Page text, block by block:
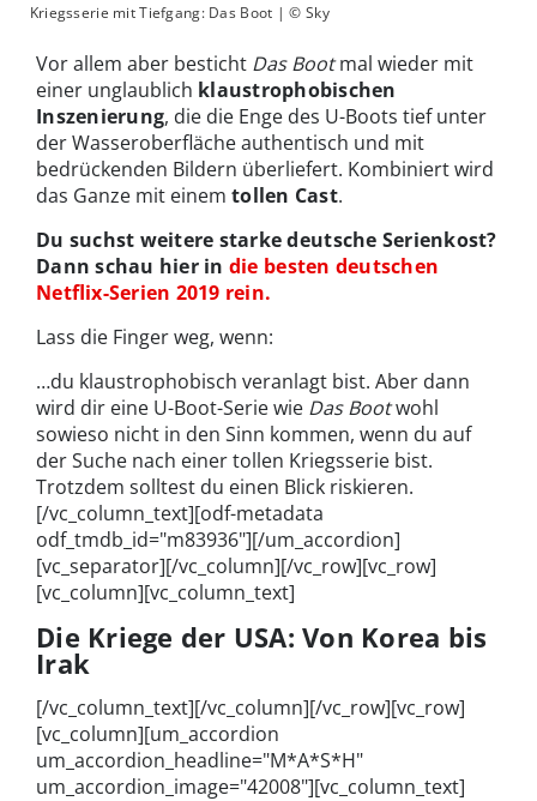
Kriegsserie mit Tiefgang: Das Boot | © Sky
Vor allem aber besticht Das Bootmal wieder mit
einer unglaublich klaustrophobischen
Inszenierung, die die Enge des U-Boots tief unter
der Wasseroberfläche authentisch und mit
bedrückenden Bildern überliefert. Kombiniert wird
das Ganze mit einem tollen Cast.
Du suchst weitere starke deutsche Serienkost?
Dann schau hier in die besten deutschen
Netflix-Serien 2019 rein.
Lass die Finger weg, wenn:
…du klaustrophobisch veranlagt bist. Aber dann
wird dir eine U-Boot-Serie wie Das Bootwohl
sowieso nicht in den Sinn kommen, wenn du auf
der Suche nach einer tollen Kriegsserie bist.
Trotzdem solltest du einen Blick riskieren.
[/vc_column_text][odf-metadata
odf_tmdb_id="m83936"][/um_accordion]
[vc_separator][/vc_column][/vc_row][vc_row]
[vc_column][vc_column_text]
Die Kriege der USA: Von Korea bis
Irak
[/vc_column_text][/vc_column][/vc_row][vc_row]
[vc_column][um_accordion
um_accordion_headline="M*A*S*H"
um_accordion_image="42008"][vc_column_text]